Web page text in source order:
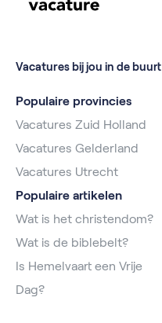
Vacatures bij jou in de buurt
Populaire provincies
Vacatures Zuid Holland
Vacatures Gelderland
Vacatures Utrecht
Populaire artikelen
Wat is het christendom?
Wat is de biblebelt?
Is Hemelvaart een Vrije
Dag?